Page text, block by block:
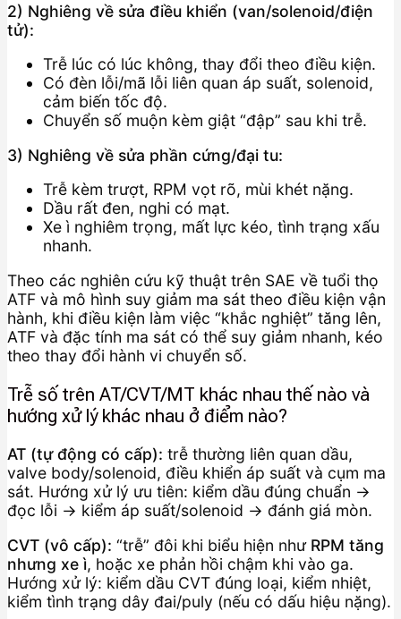
2) Nghiêng về sửa điều khiển (van/solenoid/điện
tử):
Trễ lúc có lúc không, thay đổi theo điều kiện.
Có đèn lỗi/mã lỗi liên quan áp suất, solenoid,
cảm biến tốc độ.
Chuyển số muộn kèm giật “đập” sau khi trễ.
3) Nghiêng về sửa phần cứng/đại tu:
Trễ kèm trượt, RPM vọt rõ, mùi khét nặng.
Dầu rất đen, nghi có mạt.
Xe ì nghiêm trọng, mất lực kéo, tình trạng xấu
nhanh.
Theo các nghiên cứu kỹ thuật trên SAE về tuổi thọ
ATF và mô hình suy giảm ma sát theo điều kiện vận
hành, khi điều kiện làm việc “khắc nghiệt” tăng lên,
ATF và đặc tính ma sát có thể suy giảm nhanh, kéo
theo thay đổi hành vi chuyển số.
Trễ số trên AT/CVT/MT khác nhau thế nào và
hướng xử lý khác nhau ở điểm nào?
AT (tự động có cấp): trễ thường liên quan dầu,
valve body/solenoid, điều khiển áp suất và cụm ma
sát. Hướng xử lý ưu tiên: kiểm dầu đúng chuẩn →
đọc lỗi → kiểm áp suất/solenoid → đánh giá mòn.
CVT (vô cấp): “trễ” đôi khi biểu hiện như RPM tăng
nhưng xe ì, hoặc xe phản hồi chậm khi vào ga.
Hướng xử lý: kiểm dầu CVT đúng loại, kiểm nhiệt,
kiểm tình trạng dây đai/puly (nếu có dấu hiệu nặng).